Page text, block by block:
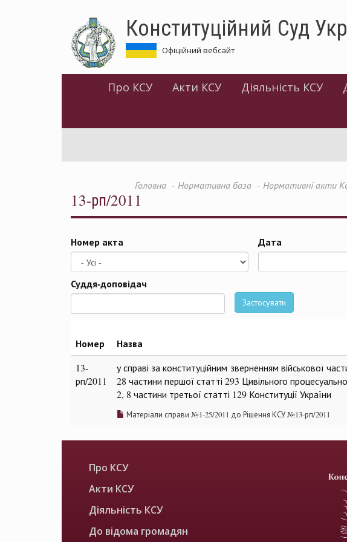
Конституційний Суд
Офіційний вебсайт
Про КСУ Акти КСУ Діяльність КСУ
Головна Нормативна база Нормативні акти
13-рп/2011
Номер акта Дата
Суддя-доповідач
Застосувати
Номер Назва
13-
рп/2011
у справі за конституційним зверненням військової
28 частини першої статті 293 Цивільного
2, 8 частини третьої статті 129 Конституції України
Матеріали справи №1-25/2011 до Рішення КСУ №13-рп/2011
Про КСУ
Акти КСУ
Діяльність КСУ
До відома громадян